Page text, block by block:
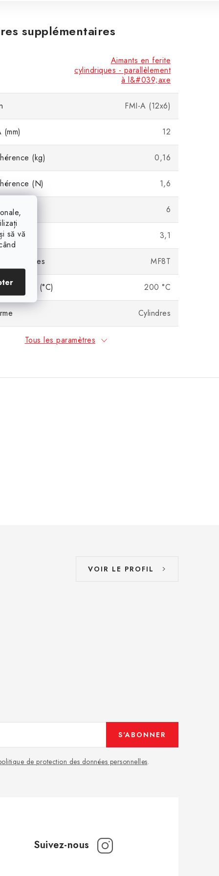
să vă
supplémentaires
Aimants en ferite
cylindriques - parallèlement
à l&#039;axe
FMI-A (12x6)
12
(kg) 0,16
(N) 1,6
6
3,1
MF8T
(°C) 200 °C
Cylindres
Tous les paramètres
VOIR LE PROFIL
de protection des données personnelles.
S'ABONNER